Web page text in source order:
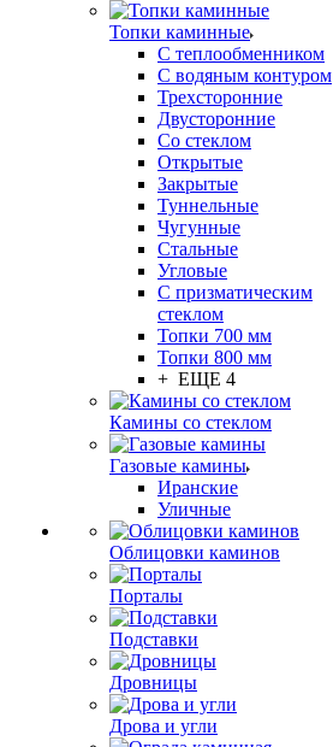
Топки каминные
С теплообменником
С водяным контуром
Трехсторонние
Двусторонние
Со стеклом
Открытые
Закрытые
Туннельные
Чугунные
Стальные
Угловые
С призматическим
стеклом
Топки 700 мм
Топки 800 мм
+ ЕЩЕ 4
Камины со стеклом
Газовые камины
Иранские
Уличные
Облицовки каминов
Порталы
Подставки
Дровницы
Дрова и угли